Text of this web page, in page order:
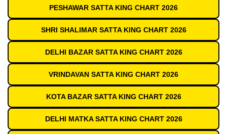
PESHAWAR SATTA KING CHART 2026
SHRI SHALIMAR SATTA KING CHART 2026
DELHI BAZAR SATTA KING CHART 2026
VRINDAVAN SATTA KING CHART 2026
KOTA BAZAR SATTA KING CHART 2026
DELHI MATKA SATTA KING CHART 2026